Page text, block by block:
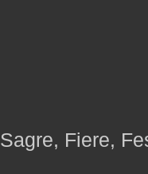
Sagre, Fiere,